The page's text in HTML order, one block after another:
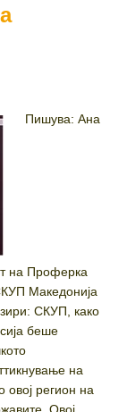
Пишува: Ана
на Проферка
Македонија
СКУП, како
беше
на
овој регион на
Овој